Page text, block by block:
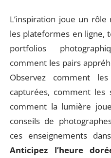
L’inspiration joue un rôle
les plateformes en ligne,
portfolios
comment les pairs
Observez comment
capturées, comment les
comment la lumière
conseils de
ces enseignements
Anticipez l’heure